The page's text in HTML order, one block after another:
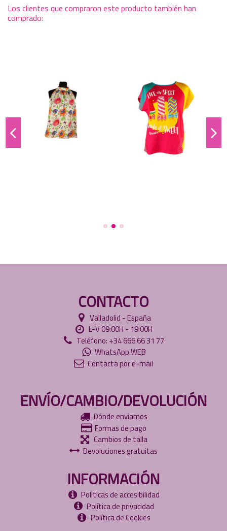
Los clientes que compraron este producto también han
comprado:
CONTACTO
Valladolid - España
L-V 09:00H - 19:00H
Teléfono: +34 666 66 31 77
WhatsApp WEB
Contacta por e-mail
ENVÍO/CAMBIO/DEVOLUCIÓN
Dónde enviamos
Formas de pago
Cambios de talla
Devoluciones gratuitas
INFORMACIÓN
Politicas de accesibilidad
Política de privacidad
Política de Cookies